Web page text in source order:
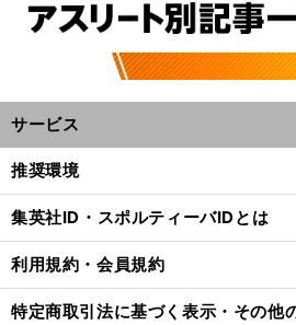
サービス
推奨環境
集英社ID・スポルティーバIDとは
利用規約・会員規約
特定商取引法に基づく表示・その他